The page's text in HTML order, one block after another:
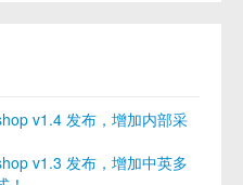
v1.4 发布，增加内部采
v1.3 发布，增加中英多